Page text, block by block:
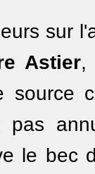
sur
Astier,
le bec